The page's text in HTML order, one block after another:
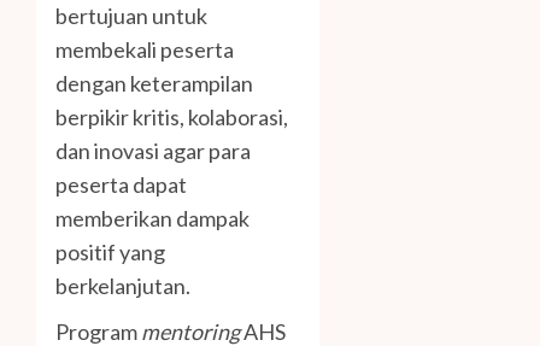
bertujuan untuk
membekali peserta
dengan keterampilan
berpikir kritis, kolaborasi,
dan inovasi agar para
peserta dapat
memberikan dampak
positif yang
berkelanjutan.
ProgrammentoringAHS